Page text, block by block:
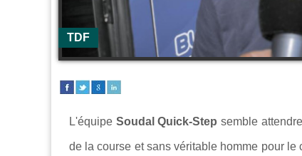
TDF
L'équipe Soudal Quick-Stepsemble
de la course et sans véritable homme pour le